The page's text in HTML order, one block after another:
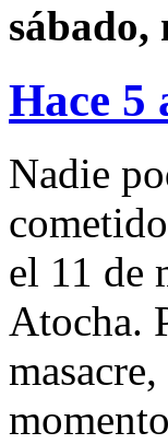
sábado,
Hace
Nadie
el 11 de
Atocha.